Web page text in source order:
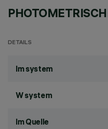
DETAILS
lm system
W system
lm Quelle